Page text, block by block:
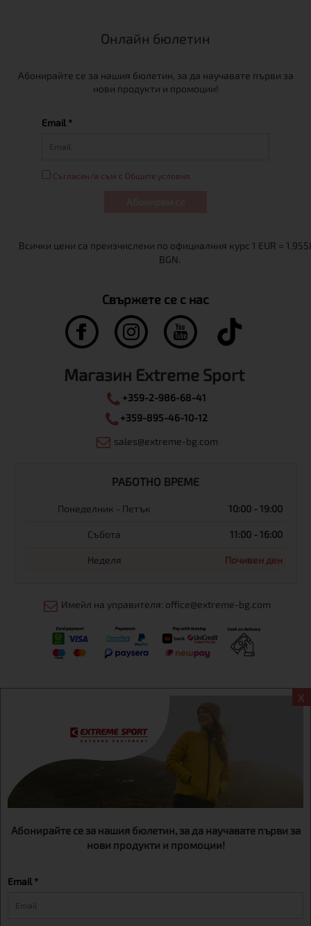
X
Абонирайте се за нашия бюлетин, за да научавате първи за
нови продукти и промоции!
Email *
Онлайн бюлетин
Абонирайте се за нашия бюлетин, за да научавате първи за
нови продукти и промоции!
Email *
Съгласен/а съм с Общите условия
Свържете се с нас
Магазин Extreme Sport
+359-2-986-68-41
+359-895-46-10-12
sales@extreme-bg.com
РАБОТНО ВРЕМЕ
Понеделник - Петък 10:00 - 19:00
Събота 11:00 - 16:00
Неделя Почивен ден
Имейл на управителя: office@extreme-bg.com
Екстрем спорт ЕООД, BG131452613, административен адрес
гр. София, Овча купел, ул.692, №12, офис 1, магазини